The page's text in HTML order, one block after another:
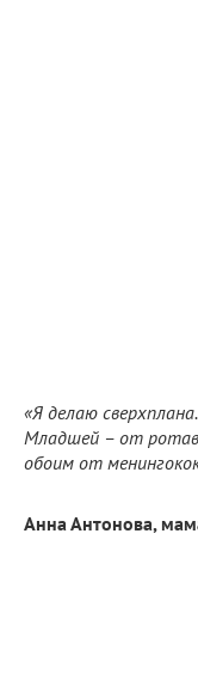
«Я делаю
Младшей – от
обоим от
Анна Антонова,